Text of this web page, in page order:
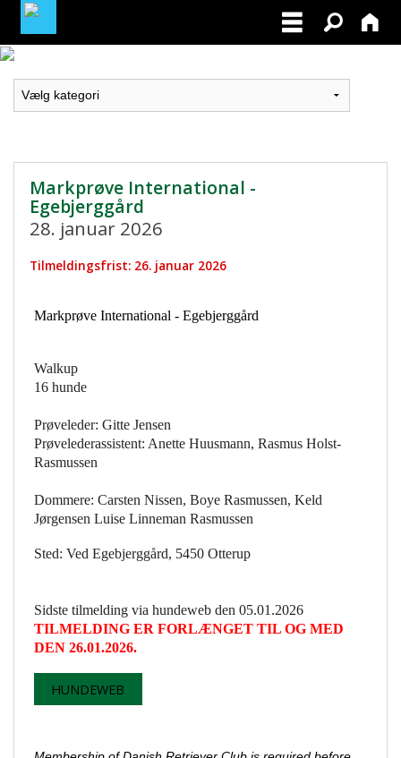
LOGIN / PROFIL
Markprøve International -
Egebjerggård
28. januar 2026
Tilmeldingsfrist: 26. januar 2026
Markprøve International - Egebjerggård
Walkup
16 hunde
Prøveleder: Gitte Jensen
Prøvelederassistent: Anette Huusmann, Rasmus Holst-
Rasmussen
Dommere: Carsten Nissen, Boye Rasmussen, Keld
Jørgensen Luise Linneman Rasmussen
Sted: Ved Egebjerggård, 5450 Otterup
Sidste tilmelding via hundeweb den 05.01.2026
TILMELDING ER FORLÆNGET TIL OG MED
DEN 26.01.2026.
HUNDEWEB